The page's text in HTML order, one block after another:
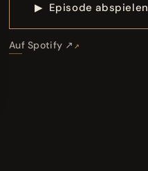
▶ Episode abspielen
Auf Spotify ↗